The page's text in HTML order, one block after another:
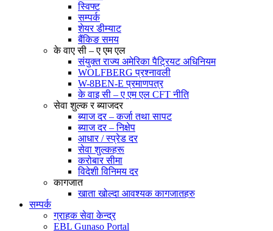
स्विफ्ट
सम्पर्क
शेयर डीम्याट
बैंकिङ समय
के वाए सी – ए एम एल
संयुक्त राज्य अमेरिका पैट्रियट अधिनियम
WOLFBERG प्रश्नावली
W-8BEN-E प्रमाणपत्र
के वाइ सी – ए एम एल CFT नीति
सेवा शुल्क र ब्याजदर
ब्याज दर – कर्जा तथा सापट
ब्याज दर – निक्षेप
आधार / स्प्रेड दर
सेवा शुल्कहरू
करोबार सीमा
विदेशी विनिमय दर
कागजात
खाता खोल्दा आवश्यक कागजातहरु
सम्पर्क
ग्राहक सेवा केन्द्र
EBL Gunaso Portal